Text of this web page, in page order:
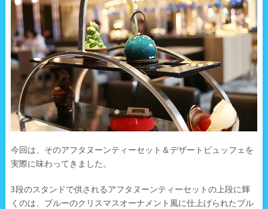
今回は、そのアフタヌーンティーセット＆デザートビュッフェを
実際に味わってきました。
3段のスタンドで供されるアフタヌーンティーセットの上段に輝
くのは、ブルーのクリスマスオーナメント風に仕上げられたブル